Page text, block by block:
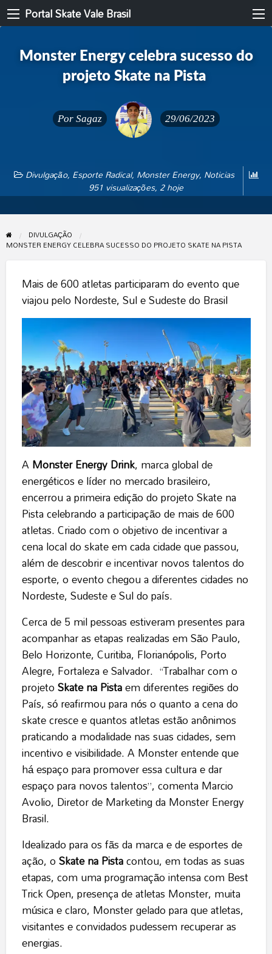
Portal Skate Vale Brasil
Monster Energy celebra sucesso do
projeto Skate na Pista
Por Sagaz 29/06/2023
Divulgação, Esporte Radical, Monster Energy, Noticias
951 visualizações, 2 hoje
DIVULGAÇÃO
MONSTER ENERGY CELEBRA SUCESSO DO PROJETO SKATE NA PISTA
Mais de 600 atletas participaram do evento que
viajou pelo Nordeste, Sul e Sudeste do Brasil
A Monster Energy Drink, marca global de
energéticos e líder no mercado brasileiro,
encerrou a primeira edição do projeto Skate na
Pista celebrando a participação de mais de 600
atletas. Criado com o objetivo de incentivar a
cena local do skate em cada cidade que passou,
além de descobrir e incentivar novos talentos do
esporte, o evento chegou a diferentes cidades no
Nordeste, Sudeste e Sul do país.
Cerca de 5 mil pessoas estiveram presentes para
acompanhar as etapas realizadas em São Paulo,
Belo Horizonte, Curitiba, Florianópolis, Porto
Alegre, Fortaleza e Salvador. “Trabalhar com o
projetoSkate na Pistaem diferentes regiões do
País, só reafirmou para nós o quanto a cena do
skate cresce e quantos atletas estão anônimos
praticando a modalidade nas suas cidades, sem
incentivo e visibilidade. A Monster entende que
há espaço para promover essa cultura e dar
espaço para novos talentos”, comenta Marcio
Avolio, Diretor de Marketing da Monster Energy
Brasil.
Idealizado para os fãs da marca e de esportes de
ação, oSkate na Pistacontou, em todas as suas
etapas, com uma programação intensa com Best
Trick Open, presença de atletas Monster, muita
música e claro, Monster gelado para que atletas,
visitantes e convidados pudessem recuperar as
energias.